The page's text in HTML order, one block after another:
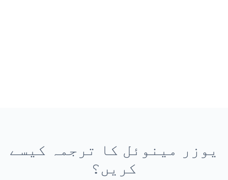
یوزر مینوئل کا ترجمہ کیسے
کریں؟